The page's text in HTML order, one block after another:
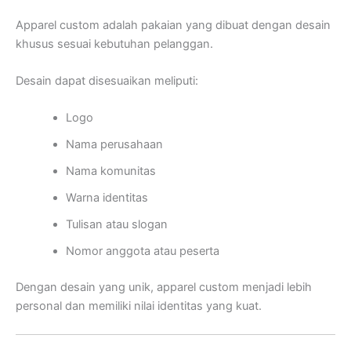
Apparel custom adalah pakaian yang dibuat dengan desain
khusus sesuai kebutuhan pelanggan.
Desain dapat disesuaikan meliputi:
Logo
Nama perusahaan
Nama komunitas
Warna identitas
Tulisan atau slogan
Nomor anggota atau peserta
Dengan desain yang unik, apparel custom menjadi lebih
personal dan memiliki nilai identitas yang kuat.